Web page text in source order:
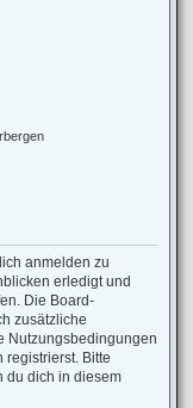
anmelden zu
erledigt und
Die Board-
zusätzliche
Nutzungsbedingungen
Bitte
du dich in diesem